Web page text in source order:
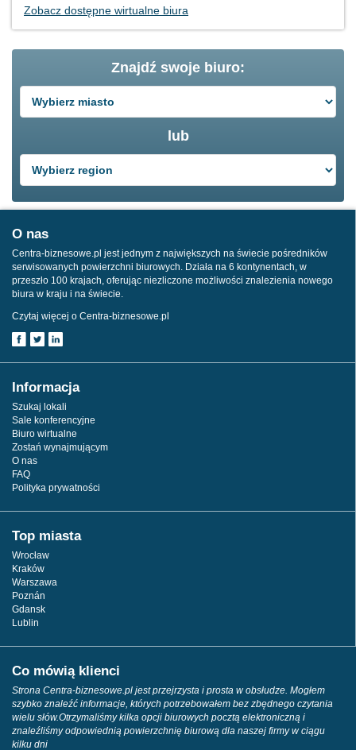
Zobacz dostępne wirtualne biura
Znajdź swoje biuro:
lub
O nas
Centra-biznesowe.pl jest jednym z największych na świecie pośredników
serwisowanych powierzchni biurowych. Działa na 6 kontynentach, w
przeszło 100 krajach, oferując niezliczone możliwości znalezienia nowego
biura w kraju i na świecie.
Czytaj więcej o Centra-biznesowe.pl
Informacja
Szukaj lokali
Sale konferencyjne
Biuro wirtualne
Zostań wynajmującym
O nas
FAQ
Polityka prywatności
Top miasta
Wrocław
Kraków
Warszawa
Poznán
Gdansk
Lublin
Co mówią klienci
Strona Centra-biznesowe.pl jest przejrzysta i prosta w obsłudze. Mogłem
szybko znaleźć informacje, których potrzebowałem bez zbędnego czytania
wielu słów.Otrzymaliśmy kilka opcji biurowych pocztą elektroniczną i
znaleźliśmy odpowiednią powierzchnię biurową dla naszej firmy w ciągu
kilku dni